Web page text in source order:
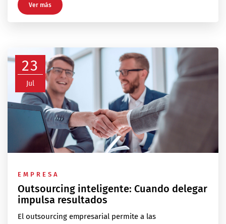
Ver más
23
Jul
EMPRESA
Outsourcing inteligente: Cuando delegar
impulsa resultados
El outsourcing empresarial permite a las